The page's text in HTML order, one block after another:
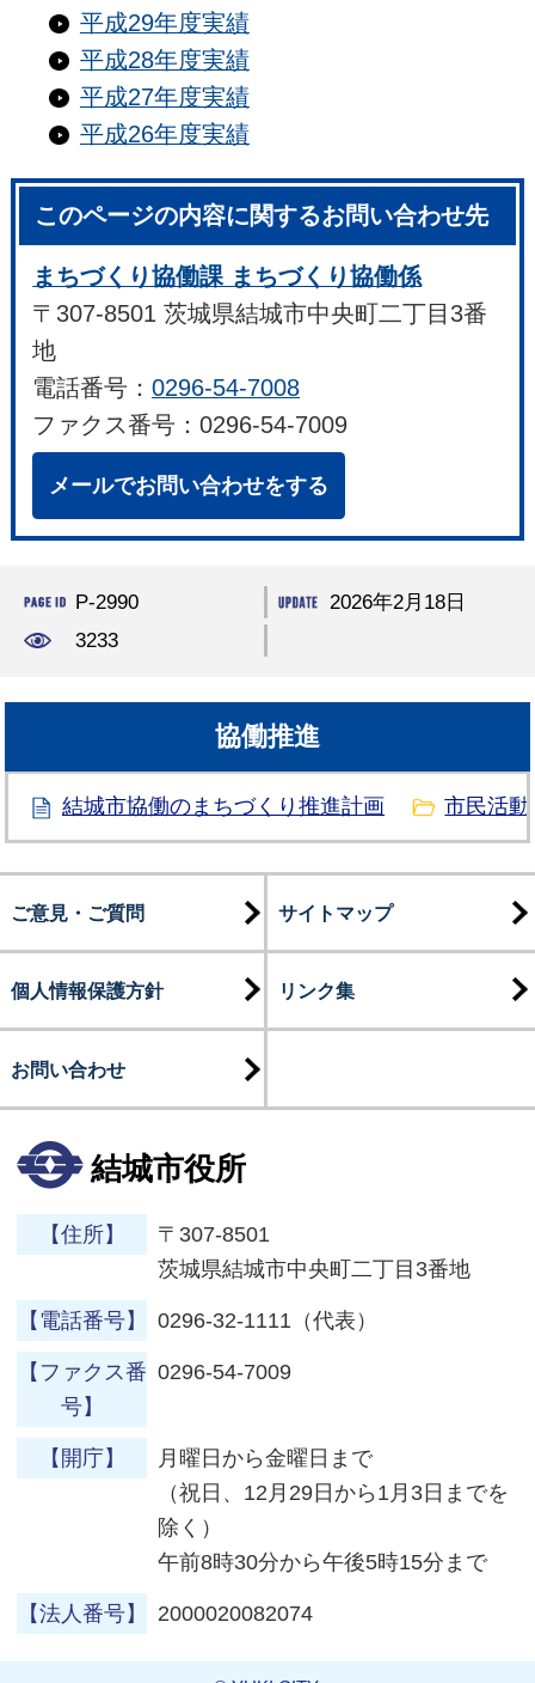
平成29年度実績
平成28年度実績
平成27年度実績
平成26年度実績
このページの内容に関するお問い合わせ先
まちづくり協働課 まちづくり協働係
〒307-8501 茨城県結城市中央町二丁目3番
地
電話番号：0296-54-7008
ファクス番号：0296-54-7009
メールでお問い合わせをする
P-2990
2026年2月18日
3233
協働推進
結城市協働のまちづくり推進計画 市民活動
ご意見・ご質問 サイトマップ
個人情報保護方針 リンク集
お問い合わせ
結城市役所
【住所】
〒307-8501
茨城県結城市中央町二丁目3番地
【電話番号】 0296-32-1111（代表）
【ファクス番
号】
0296-54-7009
【開庁】
月曜日から金曜日まで
（祝日、12月29日から1月3日までを
除く）
午前8時30分から午後5時15分まで
【法人番号】 2000020082074